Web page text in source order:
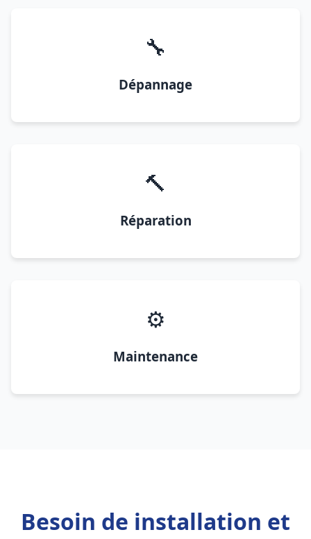
🔧
Dépannage
🔨
Réparation
⚙️
Maintenance
Besoin de installation et